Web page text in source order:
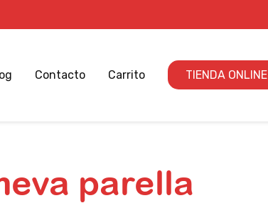
Contacto Carrito TIENDA ONLINE
parella